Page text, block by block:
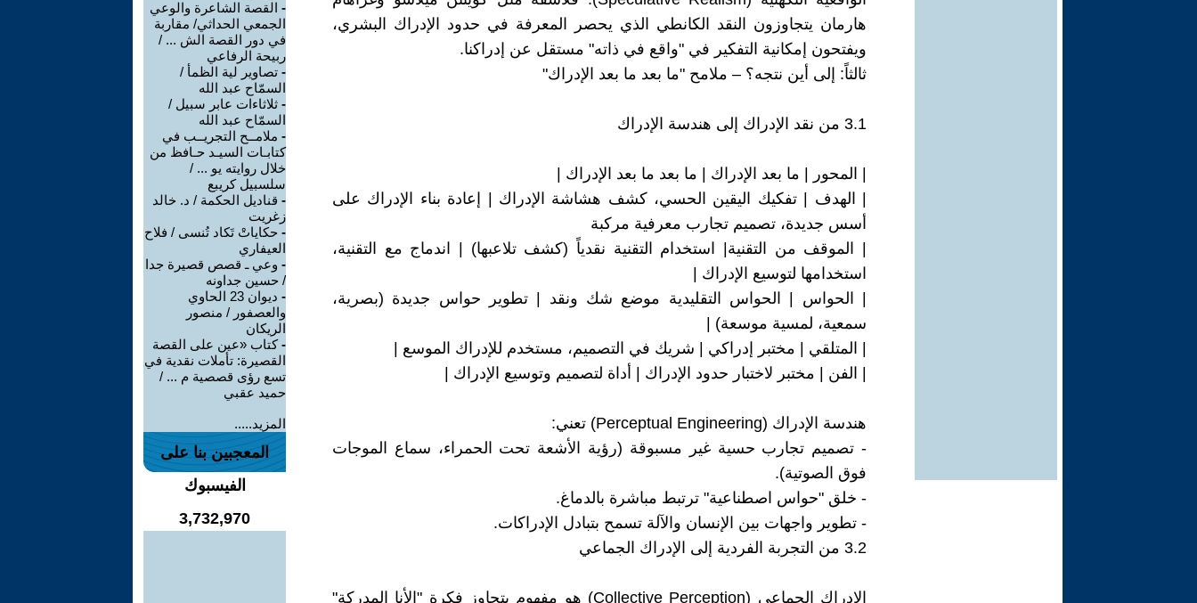
هارمان يتجاوزون النقد الكانطي الذي يحصر المعرفة في حدود الإدراك البشري،
ويفتحون إمكانية التفكير في "واقع في ذاته" مستقل عن إدراكنا.
ثالثاً: إلى أين نتجه؟ – ملامح "ما بعد ما بعد الإدراك"
3.1 من نقد الإدراك إلى هندسة الإدراك
| المحور | ما بعد الإدراك | ما بعد ما بعد الإدراك |
| الهدف | تفكيك اليقين الحسي، كشف هشاشة الإدراك | إعادة بناء الإدراك على
أسس جديدة، تصميم تجارب معرفية مركبة
| الموقف من التقنية| استخدام التقنية نقدياً (كشف تلاعبها) | اندماج مع التقنية،
استخدامها لتوسيع الإدراك |
| الحواس | الحواس التقليدية موضع شك ونقد | تطوير حواس جديدة (بصرية،
سمعية، لمسية موسعة) |
| المتلقي | مختبر إدراكي | شريك في التصميم، مستخدم للإدراك الموسع |
| الفن | مختبر لاختبار حدود الإدراك | أداة لتصميم وتوسيع الإدراك |
هندسة الإدراك (Perceptual Engineering) تعني:
- تصميم تجارب حسية غير مسبوقة (رؤية الأشعة تحت الحمراء، سماع الموجات
فوق الصوتية).
- خلق "حواس اصطناعية" ترتبط مباشرة بالدماغ.
- تطوير واجهات بين الإنسان والآلة تسمح بتبادل الإدراكات.
3.2 من التجربة الفردية إلى الإدراك الجماعي
الإدراك الجماعي (Collective Perception) هو مفهوم يتجاوز فكرة "الأنا المدركة"
- القصة الشاعرة والوعي
الجمعي الحداثي/ مقاربة
في دور القصة الش ... /
ربيحة الرفاعي
- تصاوير لية الظمأ /
السمّاح عبد الله
- ثلاثاءات عابر سبيل /
السمّاح عبد الله
- ملامــح التجريــب في
كتابـات السيـد حـافظ من
خلال روايته يو ... /
سلسبيل كريبع
- قناديل الحكمة / د. خالد
زغريت
- حكاياتْ تَكاد تُنسى / فلاح
العيفاري
- وعي ـ قصص قصيرة جدا
/ حسين جداونه
-
ديوان 23 الحاوي
والعصفور / منصور
الريكان
-كتاب «عين على القصة
القصيرة: تأملات نقدية في
تسع رؤى قصصية م ... /
حميد عقبي
المزيد.....
المعجبين بنا على
الفيسبوك
3,732,970